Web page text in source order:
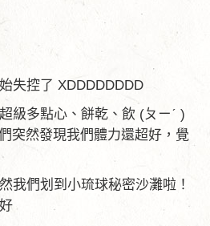
失控了 XDDDDDDDD
級多點心、餅乾、飲 (ㄆㄧˊ )
突然發現我們體力還超好，覺
我們划到小琉球秘密沙灘啦！